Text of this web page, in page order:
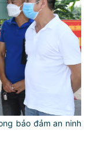
bảo đảm an ninh